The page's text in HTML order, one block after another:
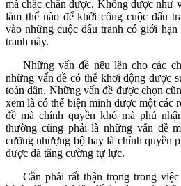
mà chắc chắn được. Không được như
làm thế nào để khởi công cuộc đấu
vào những cuộc đấu tranh có giới
tranh này.
Những vấn đề nêu lên cho các
những vấn đề có thể khơi động được
toàn dân. Những vấn đề được chọn
xem là có thể biện minh được một các
đề mà chính quyền khó mà phủ
thường cũng phải là những vấn đề
cưỡng nhượng bộ hay là chính quyền
được đã tăng cường tự lực.
Cần phải rất thận trọng trong việc